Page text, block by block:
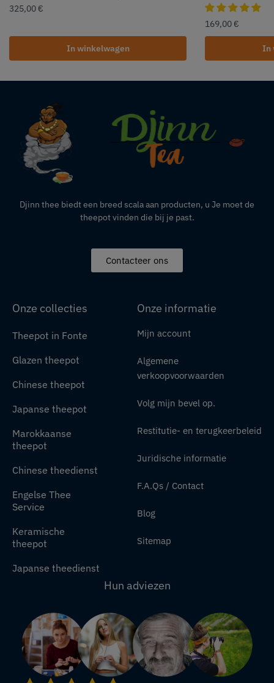
325,00 €
In winkelwagen
169,00 €
In
Djinn thee biedt een breed scala aan producten, u Je moet de
theepot vinden die bij je past.
Contacteer ons
Onze collecties
Theepot in Fonte
Glazen theepot
Chinese theepot
Japanse theepot
Marokkaanse
theepot
Chinese theedienst
Engelse Thee
Service
Keramische
theepot
Japanse theedienst
Onze informatie
Mijn account
Algemene
verkoopvoorwaarden
Volg mijn bevel op.
Restitutie- en terugkeerbeleid
Juridische informatie
F.A.Qs / Contact
Blog
Sitemap
Hun adviezen